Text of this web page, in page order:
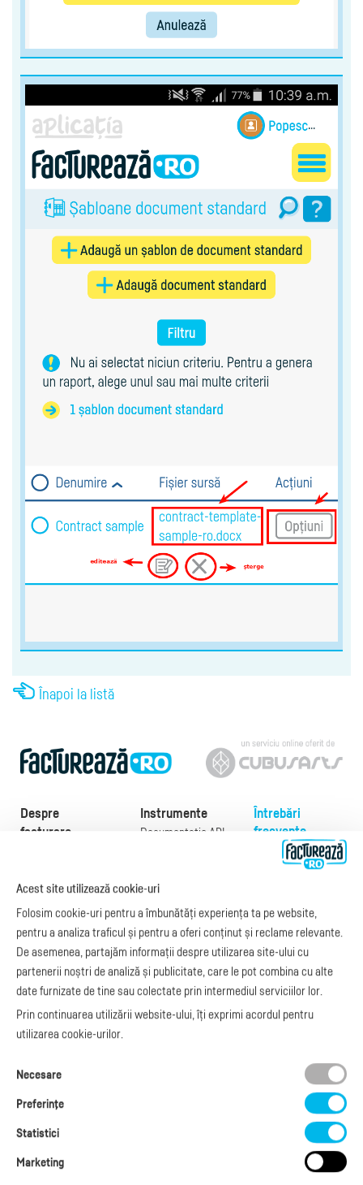
Înapoi la listă
Despre
facturare
Exemple de facturi
Model factură
Manual de
facturare
Legislaţie facturi
Facturare online
blog.factureaza.ro
Instrumente
Documentație API
e-Factura B2C
API e-Factura
e-Transport
Integrare Stripe
Integrare
SmartFintech
Integrare PrestaShop
Întrebări
frecvente
Despre noi
ajutor?
L-V: 09:00 - 17:00
0368 409 233
office@factureaza.ro
Acest site utilizează cookie-uri
Folosim cookie-uri pentru a îmbunătăți experiența ta pe website,
pentru a analiza traficul și pentru a oferi conținut și reclame relevante.
De asemenea, partajăm informații despre utilizarea site-ului cu
partenerii noștri de analiză și publicitate, care le pot combina cu alte
date furnizate de tine sau colectate prin intermediul serviciilor lor.
Prin continuarea utilizării website-ului, îți exprimi acordul pentru
utilizarea cookie-urilor.
Necesare
Preferinţe
Statistici
Marketing